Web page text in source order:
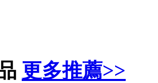
手機支架
更多推薦>>